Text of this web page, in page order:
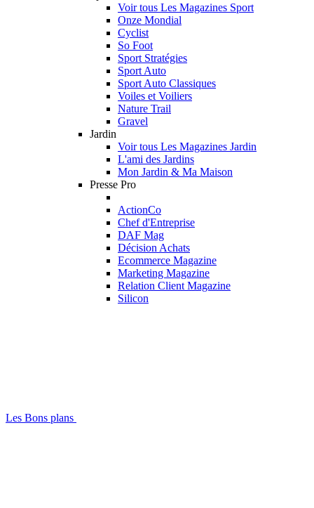
Voir tous Les Magazines Sport
Onze Mondial
Cyclist
So Foot
Sport Stratégies
Sport Auto
Sport Auto Classiques
Voiles et Voiliers
Nature Trail
Gravel
Jardin
Voir tous Les Magazines Jardin
L'ami des Jardins
Mon Jardin & Ma Maison
Presse Pro
ActionCo
Chef d'Entreprise
DAF Mag
Décision Achats
Ecommerce Magazine
Marketing Magazine
Relation Client Magazine
Silicon
Les Bons plans